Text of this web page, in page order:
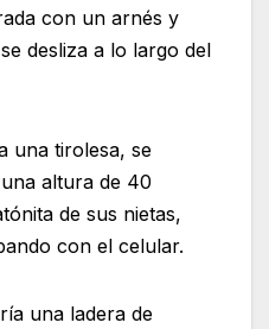
con un arnés y
desliza a lo largo del
una tirolesa, se
altura de 40
de sus nietas,
con el celular.
una ladera de